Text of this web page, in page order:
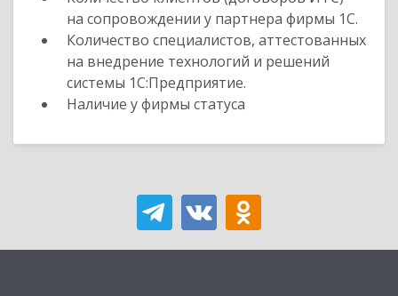
на сопровождении у партнера фирмы 1С.
Количество специалистов, аттестованных
на внедрение технологий и решений
системы 1С:Предприятие.
Наличие у фирмы статуса